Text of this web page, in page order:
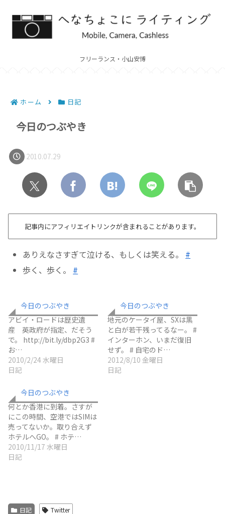
フリーランス・小山安博
ホーム 日記
今日のつぶやき
2010.07.29
記事内にアフィリエイトリンクが含まれることがあります。
ありえなさすぎて泣ける、もしくは笑える。 #
歩く、歩く。 #
今日のつぶやき
アビイ・ロードは歴史遺
産 英政府が指定、だそう
で。 http://bit.ly/dbp2G3 #
お…
2010/2/24 水曜日
日記
今日のつぶやき
地元のケータイ屋、SXは黒
と白が若干残ってるなー。 #
インターホン、いまだ復旧
せず。 # 自宅のド…
2012/8/10 金曜日
日記
今日のつぶやき
何とか香港に到着。さすが
にこの時間、空港ではSIMは
売ってないか。取り合えず
ホテルへGO。 # ホテ…
2010/11/17 水曜日
日記
日記 Twitter